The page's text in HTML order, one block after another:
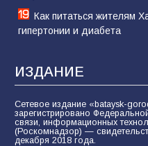
Как питаться жителям
гипертонии и диабета
ИЗДАНИЕ
Сетевое издание «bataysk-
зарегистрировано
связи, информационных
(Роскомнадзор) —
декабря 2018 года.